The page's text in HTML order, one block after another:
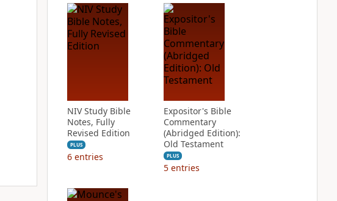
NIV Study Bible
Notes, Fully
Revised Edition
PLUS
6 entries
Expositor's Bible
Commentary
(Abridged Edition):
Old Testament
PLUS
5 entries